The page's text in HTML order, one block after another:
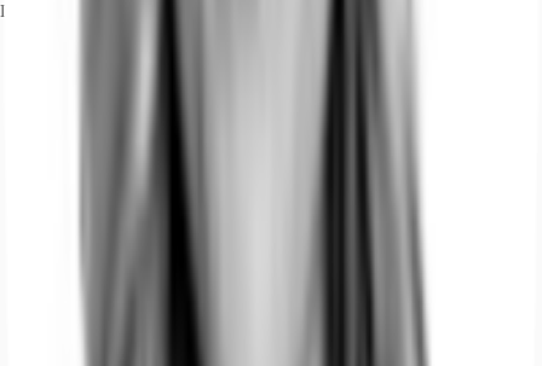
Ihr Kontakt